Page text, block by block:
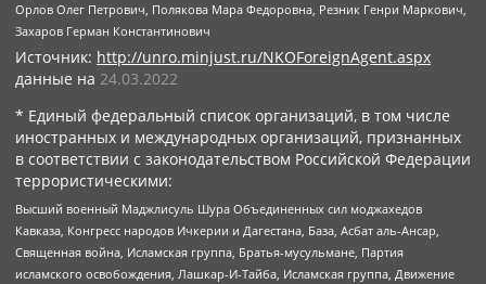
Орлов Олег Петрович, Полякова Мара Федоровна, Резник Генри Маркович,
Захаров Герман Константинович
Источник: http://unro.minjust.ru/NKOForeignAgent.aspx
данные на 24.03.2022
* Единый федеральный список организаций, в том числе
иностранных и международных организаций, признанных
в соответствии с законодательством Российской Федерации
террористическими:
Высший военный Маджлисуль Шура Объединенных сил моджахедов
Кавказа, Конгресс народов Ичкерии и Дагестана, База, Асбат аль-Ансар,
Священная война, Исламская группа, Братья-мусульмане, Партия
исламского освобождения, Лашкар-И-Тайба, Исламская группа, Движение